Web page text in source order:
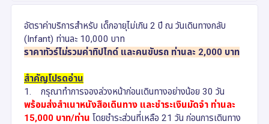
อัตราค่าบริการสำหรับ เด็กอายุไม่เกิน 2 ปี ณ วันเดินทางกลับ
(Infant) ท่านละ 10,000 บาท
ราคาทัวร์ไม่รวมค่าทิปไกด์ และคนขับรถ ท่านละ 2,000 บาท
สำคัญโปรดอ่าน
1. กรุณาทำการจองล่วงหน้าก่อนเดินทางอย่างน้อย 30 วัน
พร้อมส่งสำเนาหนังสือเดินทาง และชำระเงินมัดจำ ท่านละ
15,000 บาท/ท่าน โดยชำระส่วนที่เหลือ 21 วัน ก่อนการเดินทาง